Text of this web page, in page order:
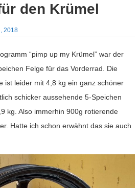
den Krümel
2018
“pimp up my Krümel” war der
Felge für das Vorderrad. Die
ist leider mit 4,8 kg ein ganz schöner
schicker aussehende 5-Speichen
kg. Also immerhin 900g rotierende
Hatte ich schon erwähnt das sie auch